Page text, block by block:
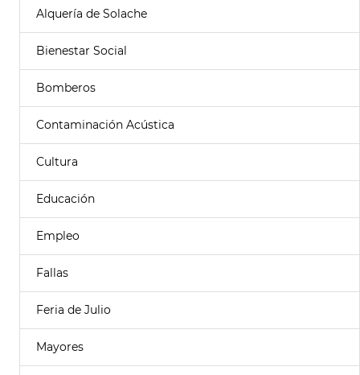
Alquería de Solache
Bienestar Social
Bomberos
Contaminación Acústica
Cultura
Educación
Empleo
Fallas
Feria de Julio
Mayores